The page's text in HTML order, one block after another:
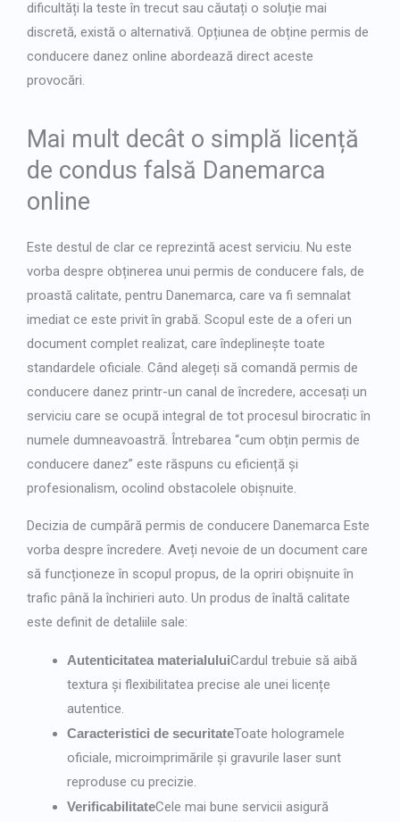
dificultăți la teste în trecut sau căutați o soluție mai
discretă, există o alternativă. Opțiunea de obține permis de
conducere danez online abordează direct aceste
provocări.
Mai mult decât o simplă licență
de condus falsă Danemarca
online
Este destul de clar ce reprezintă acest serviciu. Nu este
vorba despre obținerea unui permis de conducere fals, de
proastă calitate, pentru Danemarca, care va fi semnalat
imediat ce este privit în grabă. Scopul este de a oferi un
document complet realizat, care îndeplinește toate
standardele oficiale. Când alegeți să comandă permis de
conducere danez printr-un canal de încredere, accesați un
serviciu care se ocupă integral de tot procesul birocratic în
numele dumneavoastră. Întrebarea “cum obțin permis de
conducere danez” este răspuns cu eficiență și
profesionalism, ocolind obstacolele obișnuite.
Decizia de cumpără permis de conducere Danemarca Este
vorba despre încredere. Aveți nevoie de un document care
să funcționeze în scopul propus, de la opriri obișnuite în
trafic până la închirieri auto. Un produs de înaltă calitate
este definit de detaliile sale:
Autenticitatea materialuluiCardul trebuie să aibă
textura și flexibilitatea precise ale unei licențe
autentice.
Caracteristici de securitateToate hologramele
oficiale, microimprimările și gravurile laser sunt
reproduse cu precizie.
VerificabilitateCele mai bune servicii asigură